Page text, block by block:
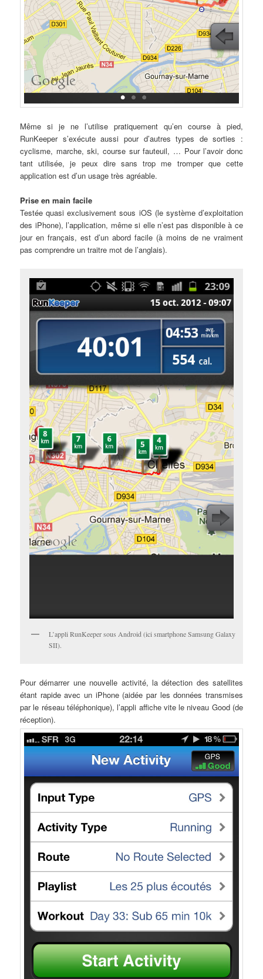
Même si je ne l’utilise pratiquement qu’en course à pied,
RunKeeper s’exécute aussi pour d’autres types de sorties :
cyclisme, marche, ski, course sur fauteuil, … Pour l’avoir donc
tant utilisée, je peux dire sans trop me tromper que cette
application est d’un usage très agréable.
Prise en main facile
Testée quasi exclusivement sous iOS (le système d’exploitation
des iPhone), l’application, même si elle n’est pas disponible à ce
jour en français, est d’un abord facile (à moins de ne vraiment
pas comprendre un traitre mot de l’anglais).
L’appli RunKeeper sous Android (ici smartphone Samsung Galaxy
SII).
Pour démarrer une nouvelle activité, la détection des satellites
étant rapide avec un iPhone (aidée par les données transmises
par le réseau téléphonique), l’appli affiche vite le niveau Good (de
réception).